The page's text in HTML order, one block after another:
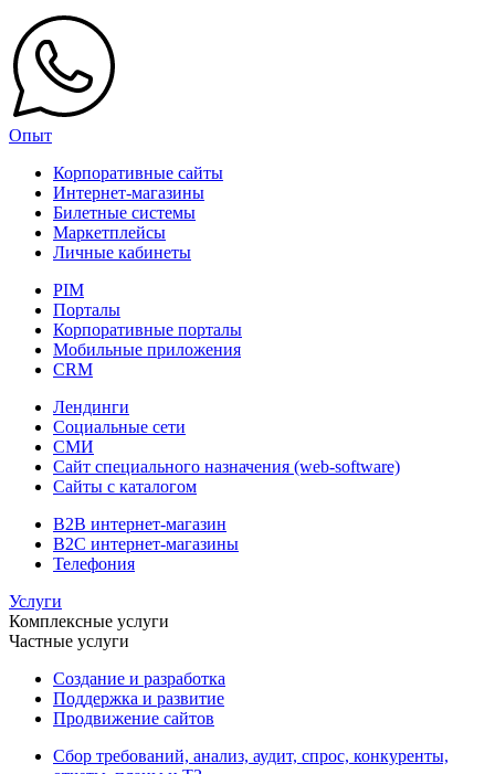
Опыт
Корпоративные сайты
Интернет-магазины
Билетные системы
Маркетплейсы
Личные кабинеты
PIM
Порталы
Корпоративные порталы
Мобильные приложения
CRM
Лендинги
Социальные сети
СМИ
Сайт специального назначения (web-software)
Сайты с каталогом
B2B интернет-магазин
B2C интернет-магазины
Телефония
Услуги
Комплексные услуги
Частные услуги
Создание и разработка
Поддержка и развитие
Продвижение сайтов
Сбор требований, анализ, аудит, спрос, конкуренты,